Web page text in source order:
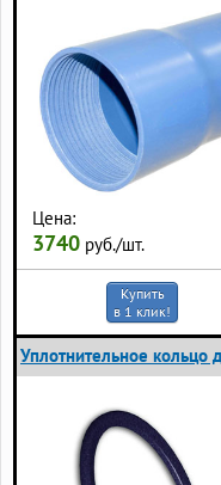
Цена:
3740 руб./шт.
Купить
в 1 клик!
Уплотнительное